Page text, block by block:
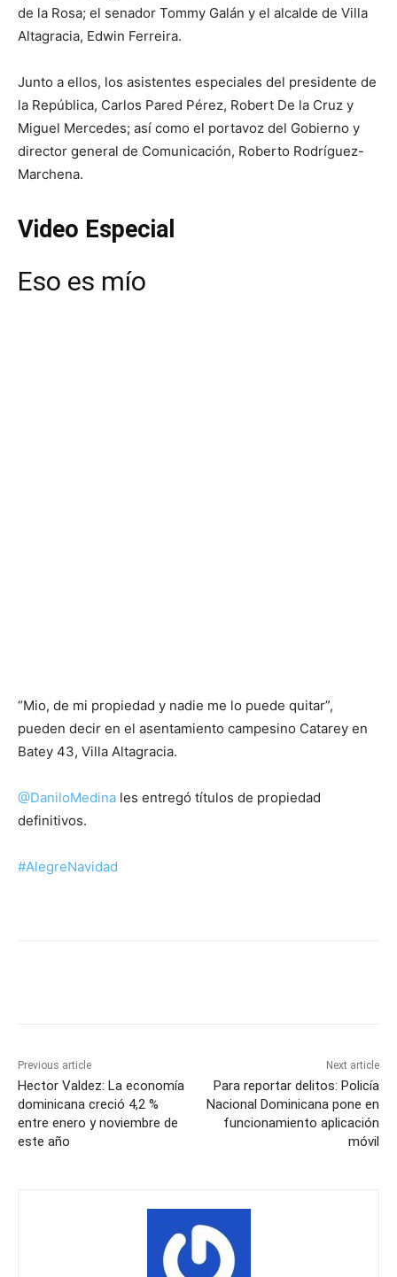
de la Rosa; el senador Tommy Galán y el alcalde de Villa
Altagracia, Edwin Ferreira.
Junto a ellos, los asistentes especiales del presidente de
la República, Carlos Pared Pérez, Robert De la Cruz y
Miguel Mercedes; así como el portavoz del Gobierno y
director general de Comunicación, Roberto Rodríguez-
Marchena.
Video Especial
Eso es mío
“Mio, de mi propiedad y nadie me lo puede quitar”,
pueden decir en el asentamiento campesino Catarey en
Batey 43, Villa Altagracia.
@DaniloMedina les entregó títulos de propiedad
definitivos.
#AlegreNavidad
Previous article
Hector Valdez: La economía
dominicana creció 4,2 %
entre enero y noviembre de
este año
Next article
Para reportar delitos: Policía
Nacional Dominicana pone en
funcionamiento aplicación
móvil